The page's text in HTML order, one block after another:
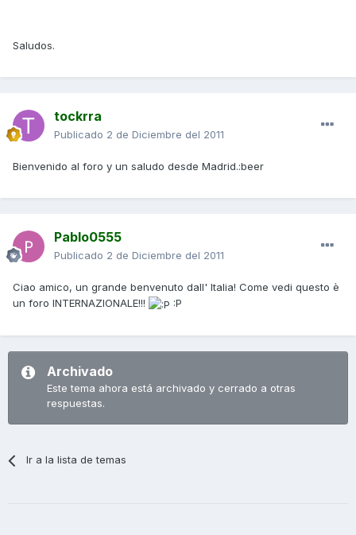
Saludos.
tockrra
Publicado 2 de Diciembre del 2011
Bienvenido al foro y un saludo desde Madrid.:beer
Pablo0555
Publicado 2 de Diciembre del 2011
Ciao amico, un grande benvenuto dall' Italia! Come vedi questo è
un foro INTERNAZIONALE!!!
:P
Archivado
Este tema ahora está archivado y cerrado a otras
respuestas.
Ir a la lista de temas